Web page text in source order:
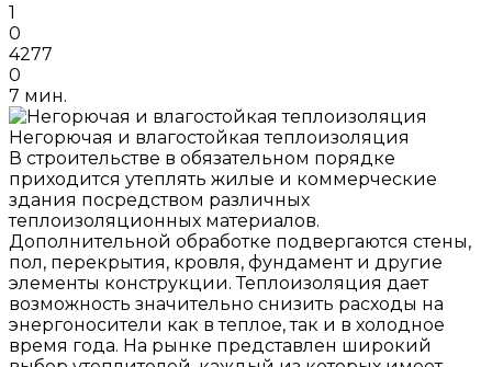
1
0
4277
0
7 мин.
Негорючая и влагостойкая теплоизоляция
В строительстве в обязательном порядке
приходится утеплять жилые и коммерческие
здания посредством различных
теплоизоляционных материалов.
Дополнительной обработке подвергаются стены,
пол, перекрытия, кровля, фундамент и другие
элементы конструкции. Теплоизоляция дает
возможность значительно снизить расходы на
энергоносители как в теплое, так и в холодное
время года. На рынке представлен широкий